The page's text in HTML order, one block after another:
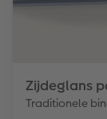
Zijdeglans
Traditionele